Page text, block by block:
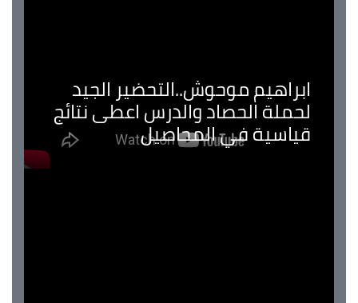
ابراهيم موحوش..التحضير الجيد
لحملة الحصاد والدرس اعطى نتائج
قياسية في المحاصيل